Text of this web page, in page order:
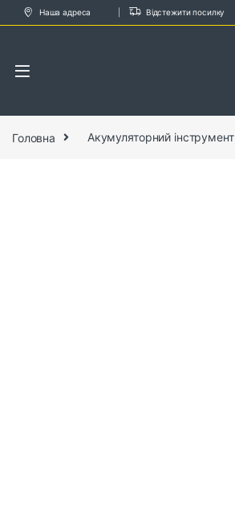
Skip to navigation
Skip to content
Наша адреса Відстежити посилку
Головна Акумуляторний інструмент